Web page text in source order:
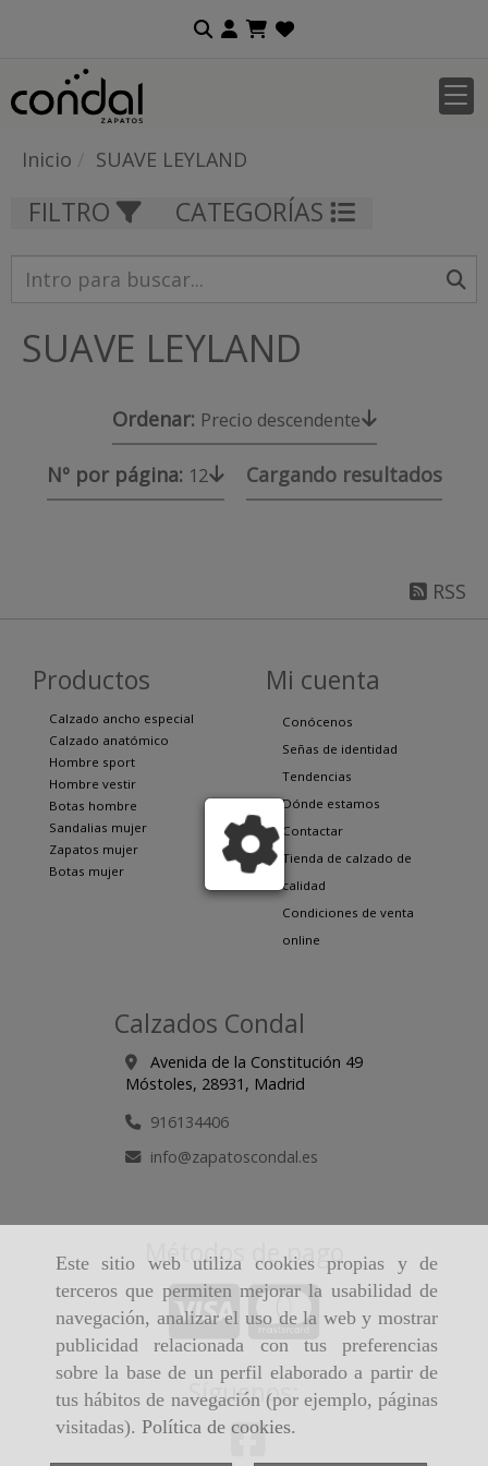
Este sitio web utiliza cookies propias y de
terceros que permiten mejorar la usabilidad de
navegación, analizar el uso de la web y mostrar
publicidad relacionada con tus preferencias
sobre la base de un perfil elaborado a partir de
tus hábitos de navegación (por ejemplo, páginas
visitadas). Política de cookies.
Inicio SUAVE LEYLAND
FILTRO CATEGORÍAS
SUAVE LEYLAND
Ordenar: Precio descendente
Nº por página: 12 Cargando resultados
RSS
Productos
Calzado ancho especial
Calzado anatómico
Hombre sport
Hombre vestir
Botas hombre
Sandalias mujer
Zapatos mujer
Botas mujer
Mi cuenta
Conócenos
Señas de identidad
Tendencias
Dónde estamos
Contactar
Tienda de calzado de
calidad
Condiciones de venta
online
Calzados Condal
Avenida de la Constitución 49
Móstoles, 28931, Madrid
916134406
info
zapatoscondal.es
Métodos de pago
Síguenos: